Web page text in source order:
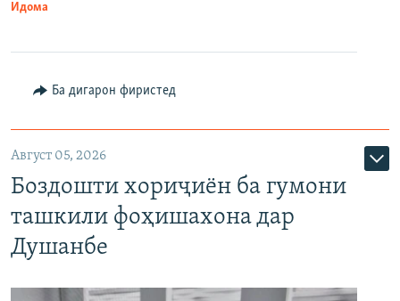
Идома
Ба дигарон фиристед
Август 05, 2026
Боздошти хориҷиён ба гумони
ташкили фоҳишахона дар
Душанбе